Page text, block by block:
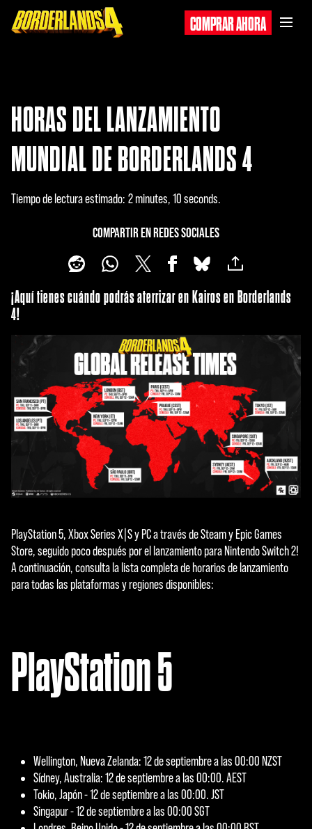
COMPRAR AHORA
HORAS DEL LANZAMIENTO
MUNDIAL DE BORDERLANDS 4
Tiempo de lectura estimado 2 minutes, 10 seconds
COMPARTIR EN REDES SOCIALES
¡Aquí tienes cuándo podrás aterrizar en Kairos en Borderlands
4!
PlayStation 5, Xbox Series X|S y PC a través de Steam y Epic Games
Store, seguido poco después por el lanzamiento para Nintendo Switch 2!
A continuación, consulta la lista completa de horarios de lanzamiento
para todas las plataformas y regiones disponibles:
PlayStation 5
Wellington, Nueva Zelanda: 12 de septiembre a las 00:00 NZST
Sídney, Australia: 12 de septiembre a las 00:00. AEST
Tokio, Japón - 12 de septiembre a las 00:00. JST
Singapur - 12 de septiembre a las 00:00 SGT